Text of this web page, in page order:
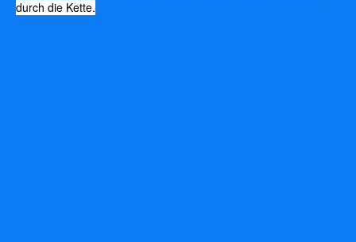
durch die Kette.